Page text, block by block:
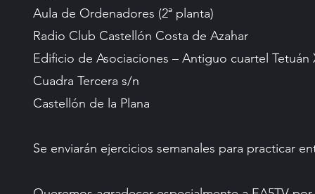
Aula de Ordenadores (2ª planta)
Radio Club Castellón Costa de Azahar
Edificio de Asociaciones – Antiguo cuartel Tetuán
Cuadra Tercera s/n
Castellón de la Plana
Se enviarán ejercicios semanales para practicar